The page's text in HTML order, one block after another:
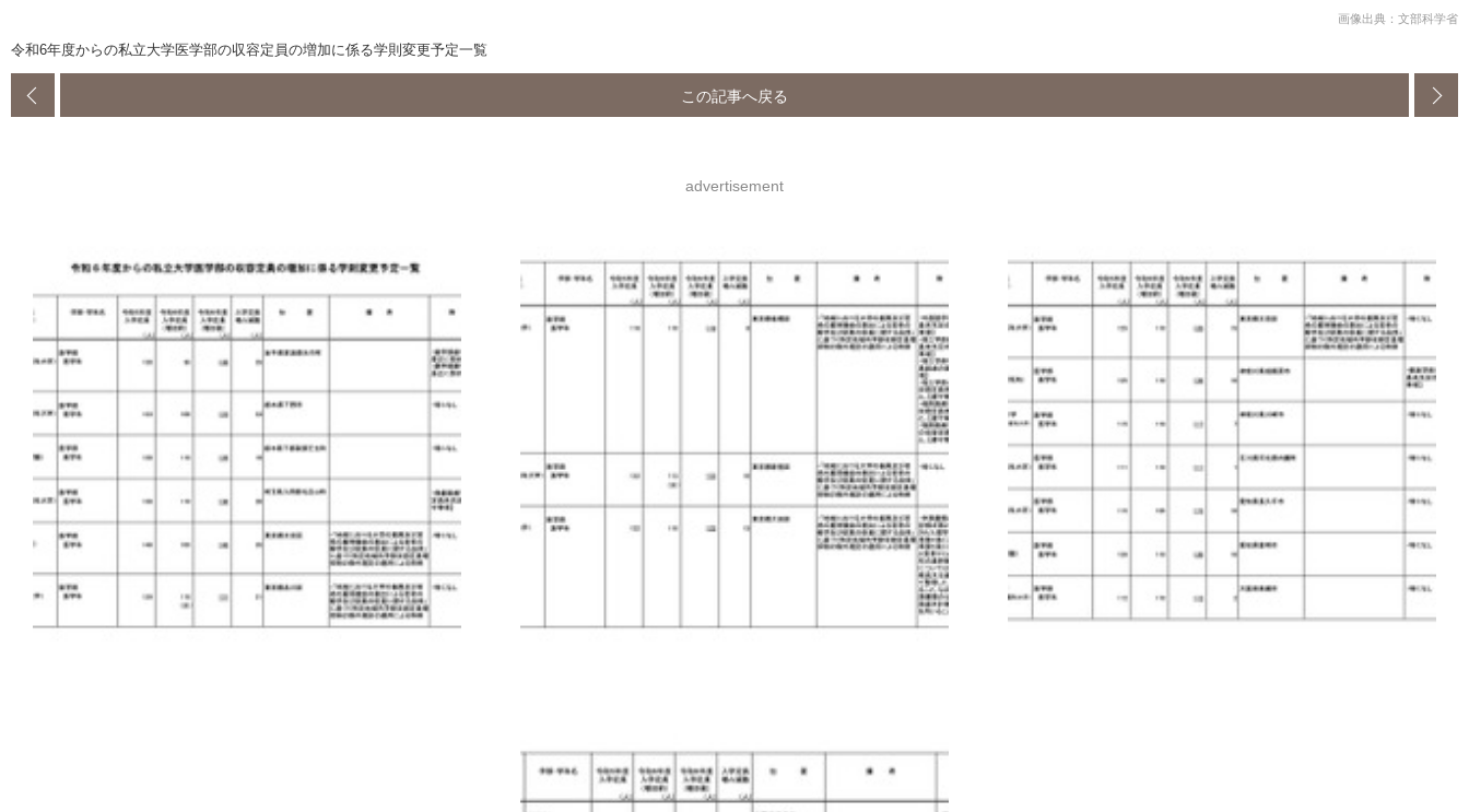
画像出典：文部科学省
令和6年度からの私立大学医学部の収容定員の増加に係る学則変更予定一覧
この記事へ戻る
advertisement